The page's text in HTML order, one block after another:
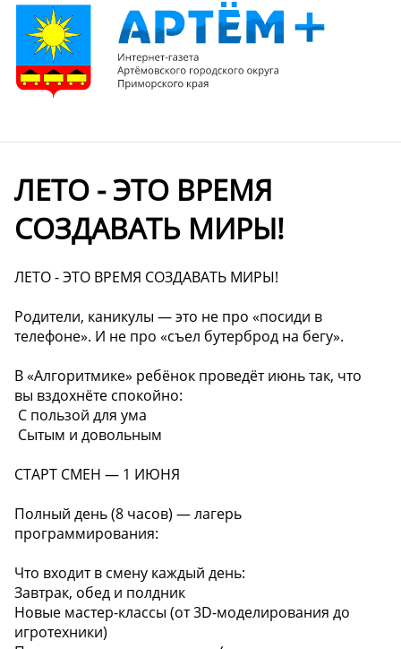
ЛЕТО - ЭТО ВРЕМЯ
СОЗДАВАТЬ МИРЫ!
ЛЕТО - ЭТО ВРЕМЯ СОЗДАВАТЬ МИРЫ!
Родители, каникулы — это не про «посиди в
телефоне». И не про «съел бутерброд на бегу».
В «Алгоритмике» ребёнок проведёт июнь так, что
вы вздохнёте спокойно:
️ С пользой для ума
️ Сытым и довольным
СТАРТ СМЕН — 1 ИЮНЯ
Полный день (8 часов) — лагерь
программирования:
Что входит в смену каждый день:
Завтрак, обед и полдник
Новые мастер-классы (от 3D-моделирования до
игротехники)